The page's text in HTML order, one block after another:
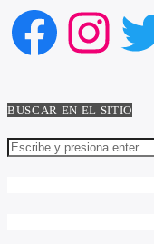
BUSCAR EN EL SITIO